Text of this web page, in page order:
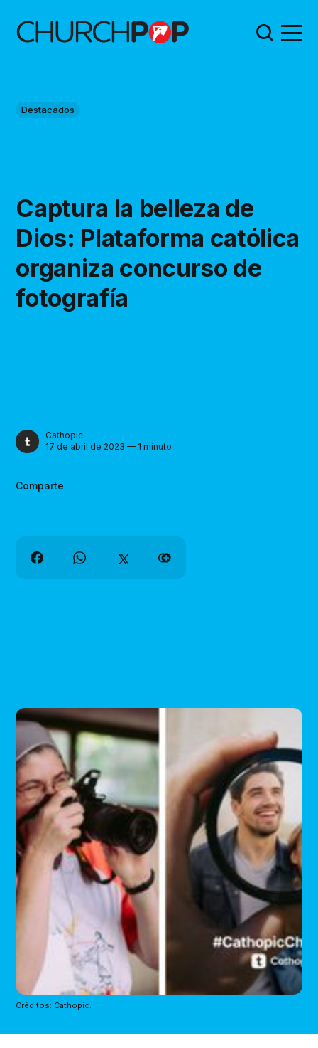
Destacados
Captura la belleza de
Dios: Plataforma católica
organiza concurso de
fotografía
Cathopic
17 de abril de 2023 — 1 minuto
Comparte
Créditos: Cathopic.